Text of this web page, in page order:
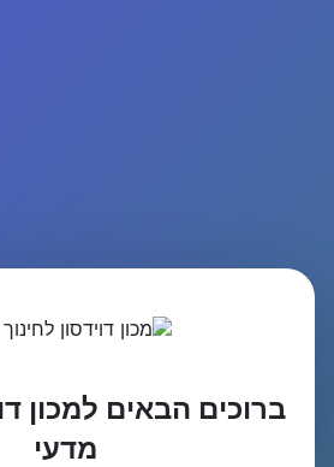
ברוכים הבאים למכון
מדעי